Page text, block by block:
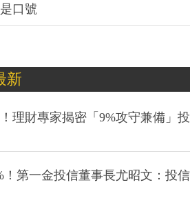
口號
新
理財專家揭密「9%攻守兼備」投
！第一金投信董事長尤昭文：投信